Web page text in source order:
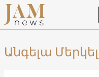
Անգելա